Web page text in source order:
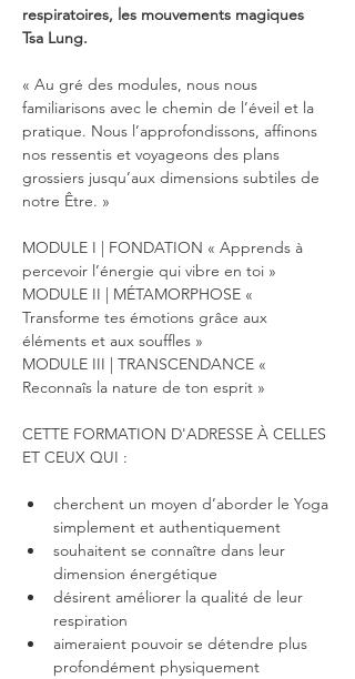
respiratoires, les mouvements magiques
Tsa Lung.
« Au gré des modules, nous nous
familiarisons avec le chemin de l’éveil et la
pratique. Nous l’approfondissons, affinons
nos ressentis et voyageons des plans
grossiers jusqu’aux dimensions subtiles de
notre Être. »
MODULE I | FONDATION « Apprends à
percevoir l’énergie qui vibre en toi »
MODULE II | MÉTAMORPHOSE «
Transforme tes émotions grâce aux
éléments et aux souffles »
MODULE III | TRANSCENDANCE «
Reconnaîs la nature de ton esprit »
CETTE FORMATION D'ADRESSE À CELLES
ET CEUX QUI :
cherchent un moyen d’aborder le Yoga
simplement et authentiquement
souhaitent se connaître dans leur
dimension énergétique
désirent améliorer la qualité de leur
respiration
aimeraient pouvoir se détendre plus
profondément physiquement